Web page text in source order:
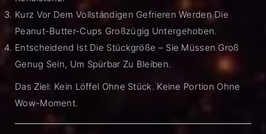
Kurz Vor Dem Vollständigen Gefrieren Werden Die
Peanut-Butter-Cups Großzügig Untergehoben.
Entscheidend Ist Die Stückgröße – Sie Müssen Groß
Genug Sein, Um Spürbar Zu Bleiben.
Das Ziel: Kein Löffel Ohne Stück. Keine Portion Ohne
Wow-Moment.